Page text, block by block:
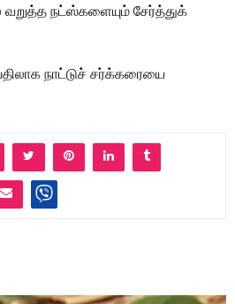
நட்ஸ்களையும் சேர்த்துக்
நாட்டுச் சர்க்கரையை